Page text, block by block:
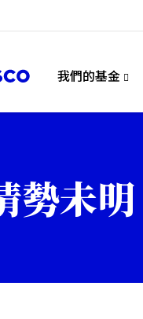
我們的基金
勢未